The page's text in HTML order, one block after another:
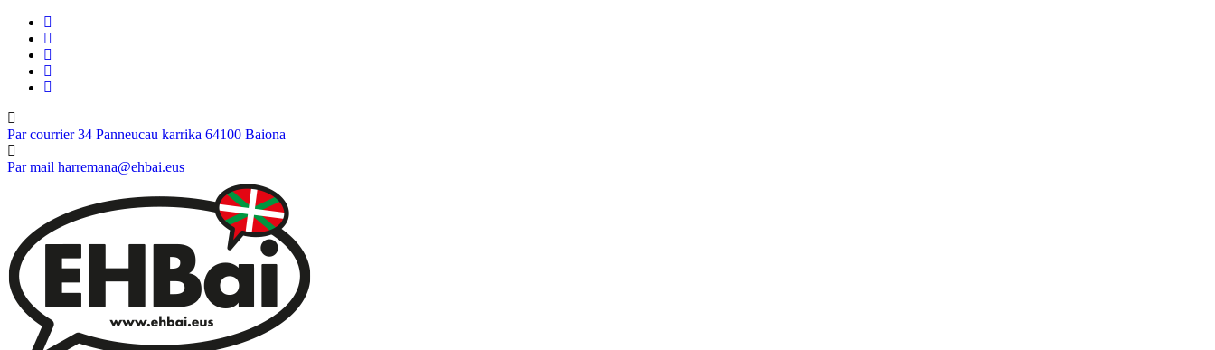
Skip
content
Par courrier 34 Panneucau karrika 64100 Baiona
Par mail harremana@ehbai.eus